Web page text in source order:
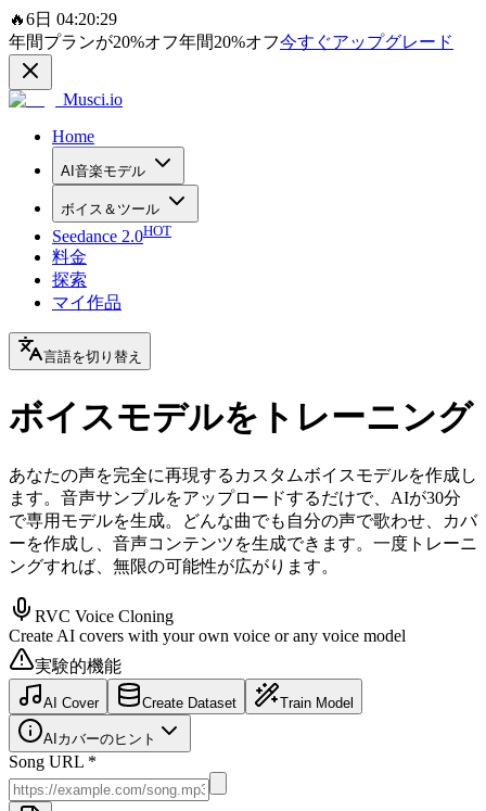
🔥6日 04:20:29
年間プランが20%オフ年間20%オフ今すぐアップグレード
Musci.io
Home
AI音楽モデル
ボイス＆ツール
Seedance 2.0HOT
料金
探索
マイ作品
言語を切り替え
ボイスモデルをトレーニング
あなたの声を完全に再現するカスタムボイスモデルを作成し
ます。音声サンプルをアップロードするだけで、AIが30分
で専用モデルを生成。どんな曲でも自分の声で歌わせ、カバ
ーを作成し、音声コンテンツを生成できます。一度トレーニ
ングすれば、無限の可能性が広がります。
RVC Voice Cloning
Create AI covers with your own voice or any voice model
実験的機能
AI Cover Create Dataset Train Model
AIカバーのヒント
Song URL *